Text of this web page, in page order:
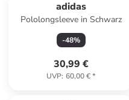
adidas
Pololongsleeve in Schwarz
-48%
30,99 €
UVP: 60,00 €*